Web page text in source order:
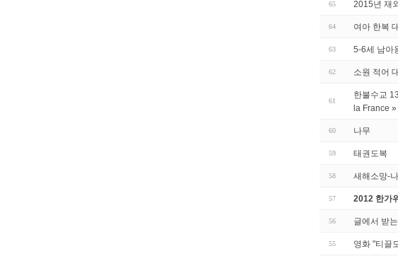
65 2015년 재
64 여아 한복
63 5-6세 남아
62 소원 적어
61
한불수교
la France »
60 나무
59 태권도복
58 새해소망-
57 2012 한가
56 글에서 받
55 영화 "티끌